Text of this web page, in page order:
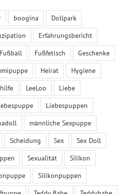
boogina
Dollpark
Erfahrungsbericht
Fußball Fußfetisch
Geschenke
Heirat
Hygiene
LeeLoo
Liebe
Liebespuppen
männliche Sexpuppe
Scheidung Sex
Sex Doll
Sexualität
Silikon
Silikonpuppen
August 2026
D F S S
1
2
6 7
9
13 14 15
20 21 22
23
27 28 29